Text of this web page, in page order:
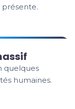
quelques
humaines.